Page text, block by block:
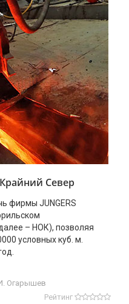
Север
фирмы JUNGERS
– НОК), позволяя
условных куб. м.
Огарышев
Рейтинг